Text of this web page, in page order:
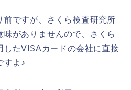
前ですが、さくら検査研究所
がありませんので、さくら
したVISAカードの会社に直接
すよ♪